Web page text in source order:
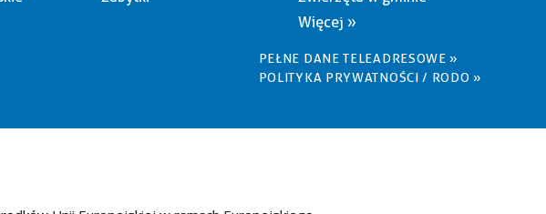
Więcej »
PEŁNE DANE TELEADRESOWE »
POLITYKA PRYWATNOŚCI / RODO »